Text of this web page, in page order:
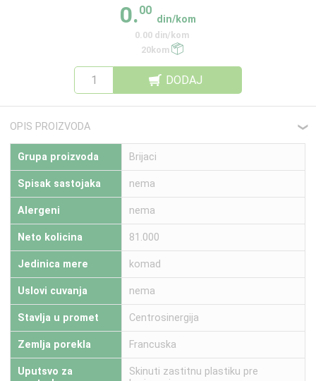
0.00
din/kom
0.00 din/kom
20kom
DODAJ
OPIS PROIZVODA ❮
Grupa proizvoda Brijaci
Spisak sastojaka nema
Alergeni nema
Neto kolicina 81.000
Jedinica mere komad
Uslovi cuvanja nema
Stavlja u promet Centrosinergija
Zemlja porekla Francuska
Uputsvo za
Skinuti zastitnu plastiku pre